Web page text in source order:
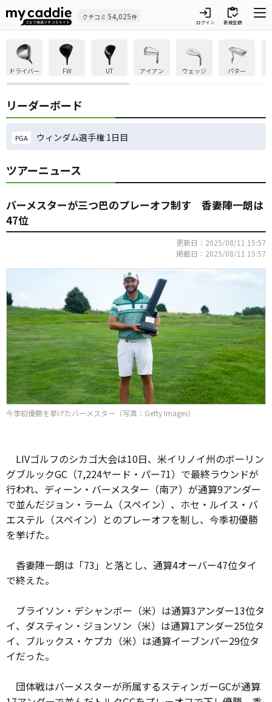
クチコミ 54,025件 login
ログイン
inventory
新規登録
ドライバー FW UT アイアン ウェッジ パター
リーダーボード
PGA ウィンダム選手権 1日目
ツアーニュース
バーメスターが三つ巴のプレーオフ制す 香妻陣一朗は
47位
更新日：2025/08/11 15:57
掲載日：2025/08/11 15:57
今季初優勝を挙げたバーメスター（写真：Getty Images）
LIVゴルフのシカゴ大会は10日、米イリノイ州のボーリン
グブルックGC（7,224ヤード・パー71）で最終ラウンドが
行われ、ディーン・バーメスター（南ア）が通算9アンダー
で並んだジョン・ラーム（スペイン）、ホセ・ルイス・バ
エステル（スペイン）とのプレーオフを制し、今季初優勝
を挙げた。
香妻陣一朗は「73」と落とし、通算4オーバー47位タイ
で終えた。
ブライソン・デシャンボー（米）は通算3アンダー13位タ
イ、ダスティン・ジョンソン（米）は通算1アンダー25位タ
イ、ブルックス・ケプカ（米）は通算イーブンパー29位タ
イだった。
団体戦はバーメスターが所属するスティンガーGCが通算